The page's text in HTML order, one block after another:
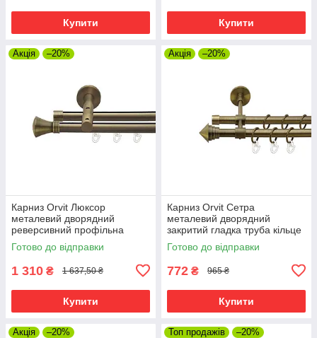
Купити Купити
Акція –20%
Карниз Orvit Люксор
металевий дворядний
реверсивний профільна
труба Антик 19\19 мм 200 см
(7219371)
Готово до відправки
1 310 ₴ 1 637,50 ₴
Купити
Акція –20%
Карниз Orvit Сетра
металевий дворядний
закритий гладка труба кільце
металеве Антик 16\16 мм 200
см (7329468)
Готово до відправки
772 ₴ 965 ₴
Купити
Акція –20% Топ продажів –20%